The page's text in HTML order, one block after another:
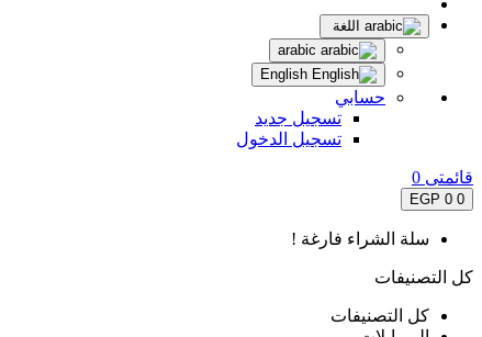
اللغة
حسابي
تسجيل جديد
تسجيل الدخول
قائمتى 0
0
0 EGP
سلة الشراء فارغة !
كل التصنيفات
كل التصنيفات